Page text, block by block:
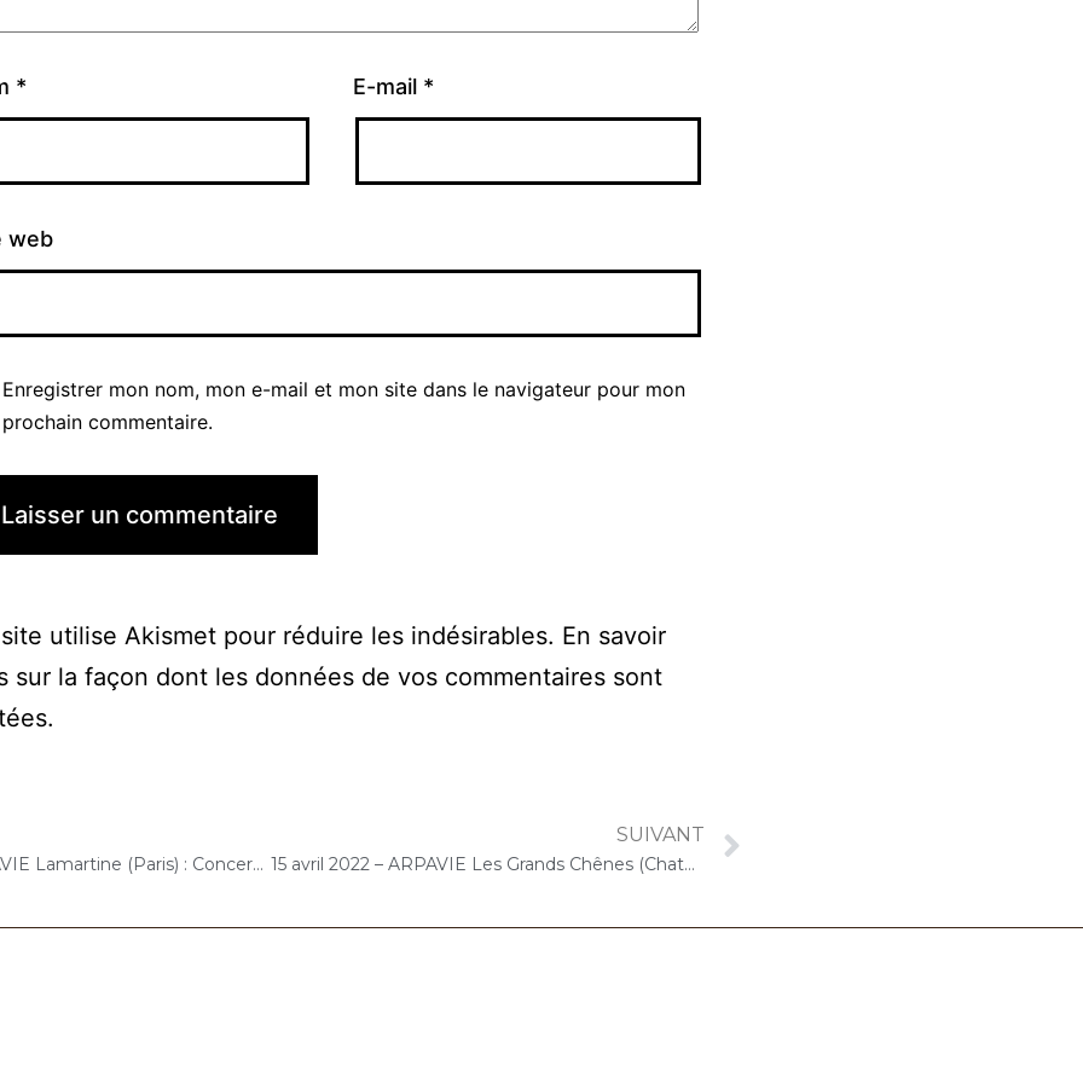
* E-mail *
web
Enregistrer mon nom, mon e-mail et mon site dans le navigateur pour mon
prochain commentaire.
utilise Akismet pour réduire les indésirables. En savoir
sur la façon dont les données de vos commentaires sont
.
11 avril 2022 – ARPAVIE Lamartine (Paris) : Concert « Choco-Cello Solo »
SUIVANT
15 avril 2022 – ARPAVIE Les Grands Chênes (Chatou) : Concert « Choco-Cello Solo »